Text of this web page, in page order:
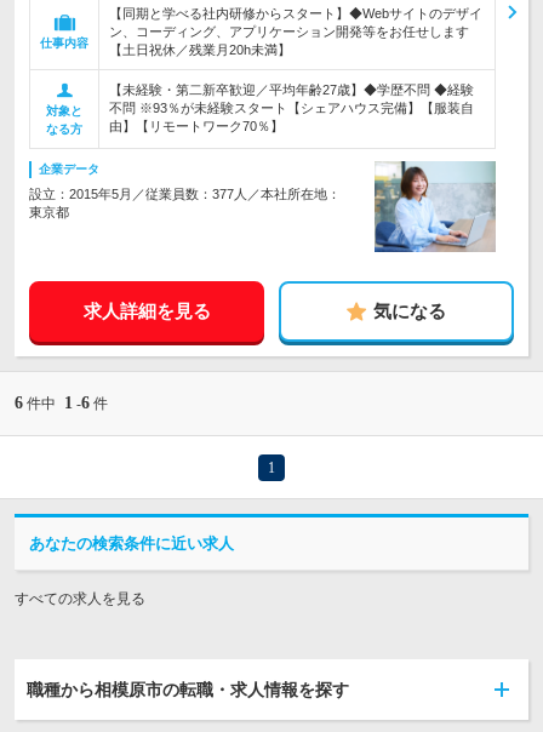
仕事内容
【同期と学べる社内研修からスタート】◆Webサイトのデザイ
ン、コーディング、アプリケーション開発等をお任せします
【土日祝休／残業月20h未満】
対象と
なる方
【未経験・第二新卒歓迎／平均年齢27歳】◆学歴不問 ◆経験
不問 ※93％が未経験スタート【シェアハウス完備】【服装自
由】【リモートワーク70％】
企業データ
設立：2015年5月／従業員数：377人／本社所在地：
東京都
求人詳細を見る 気になる
6 件中 1 -6 件
1
あなたの検索条件に近い求人
すべての求人を見る
職種から相模原市の転職・求人情報を探す